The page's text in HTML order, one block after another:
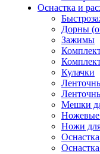
Оснастка и
Дорны
Зажимы
Кулачки
Мешки
Ножи